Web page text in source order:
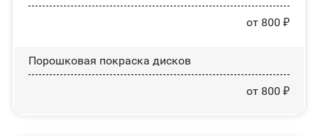
от 800 ₽
Порошковая покраска дисков
от 800 ₽